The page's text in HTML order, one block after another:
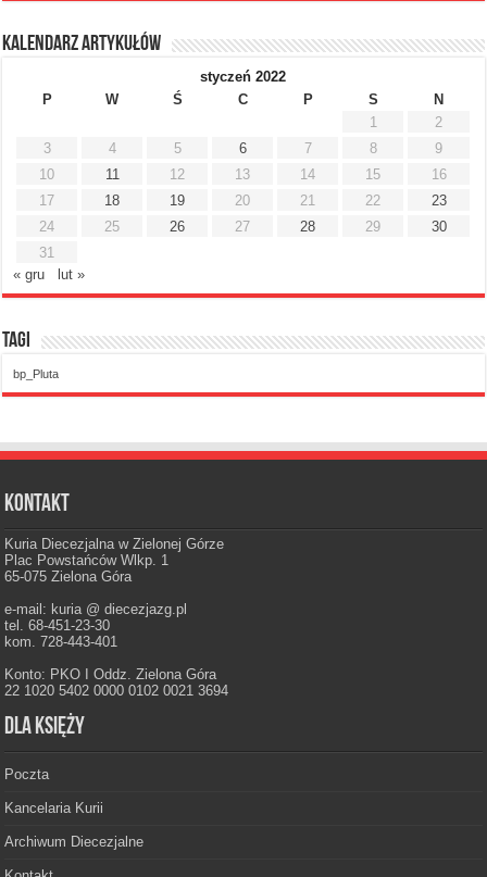
Kalendarz artykułów
styczeń 2022
P
W Ś C P S
N
1
2
3
4 5 6 7 8
9
10
11 12 13 14 15
16
17
18 19 20 21 22
23
24
25 26 27 28 29
30
31
« gru
lut »
Tagi
bp_Pluta
Kontakt
Kuria Diecezjalna w Zielonej Górze
Plac Powstańców Wlkp. 1
65-075 Zielona Góra
e-mail: kuria @ diecezjazg.pl
tel. 68-451-23-30
kom. 728-443-401
Konto: PKO I Oddz. Zielona Góra
22 1020 5402 0000 0102 0021 3694
Dla księży
Poczta
Kancelaria Kurii
Archiwum Diecezjalne